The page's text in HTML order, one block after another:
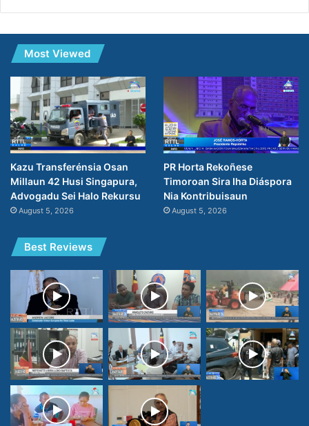
Most Viewed
Kazu Transferénsia Osan
Millaun 42 Husi Singapura,
Advogadu Sei Halo Rekursu
August 5, 2026
PR Horta Rekoñese
Timoroan Sira Iha Diáspora
Nia Kontribuisaun
August 5, 2026
Best Reviews